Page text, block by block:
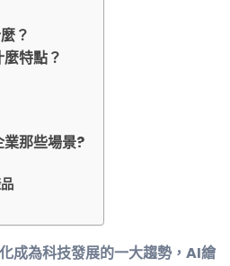
？
特點？
那些場景?
成為科技發展的一大趨勢，AI繪